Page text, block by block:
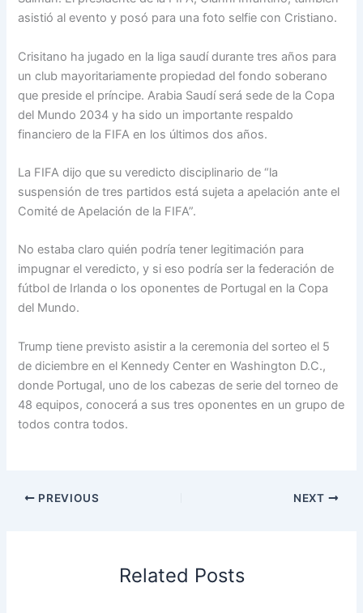
asistió al evento y posó para una foto selfie con Cristiano.
Crisitano ha jugado en la liga saudí durante tres años para
un club mayoritariamente propiedad del fondo soberano
que preside el príncipe. Arabia Saudí será sede de la Copa
del Mundo 2034 y ha sido un importante respaldo
financiero de la FIFA en los últimos dos años.
La FIFA dijo que su veredicto disciplinario de “la
suspensión de tres partidos está sujeta a apelación ante el
Comité de Apelación de la FIFA”.
No estaba claro quién podría tener legitimación para
impugnar el veredicto, y si eso podría ser la federación de
fútbol de Irlanda o los oponentes de Portugal en la Copa
del Mundo.
Trump tiene previsto asistir a la ceremonia del sorteo el 5
de diciembre en el Kennedy Center en Washington D.C.,
donde Portugal, uno de los cabezas de serie del torneo de
48 equipos, conocerá a sus tres oponentes en un grupo de
todos contra todos.
PREVIOUS NEXT
Related Posts